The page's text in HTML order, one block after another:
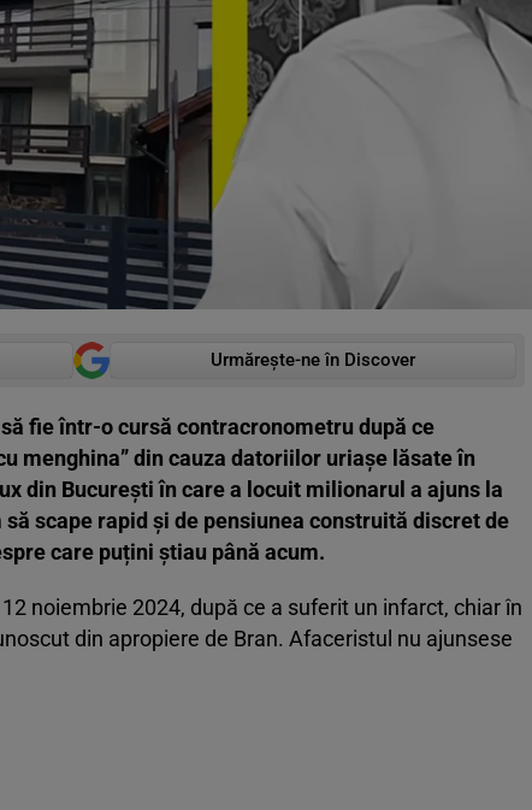
Urmărește-ne în Discover
fie într-o cursă contracronometru după ce
menghina” din cauza datoriilor uriașe lăsate în
din București în care a locuit milionarul a ajuns la
scape rapid și de pensiunea construită discret de
care puțini știau până acum.
noiembrie 2024, după ce a suferit un infarct, chiar în
din apropiere de Bran. Afaceristul nu ajunsese